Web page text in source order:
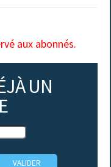
aux abonnés.
UN